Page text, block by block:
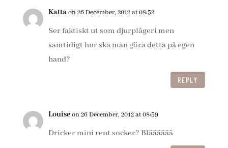
Kattaon 26 December, 2012 at 08:52
Ser faktiskt ut som djurplågeri men
samtidigt hur ska man göra detta på egen
hand?
REPLY
Louiseon 26 December, 2012 at 08:59
Dricker mini rent socker? Blääääää